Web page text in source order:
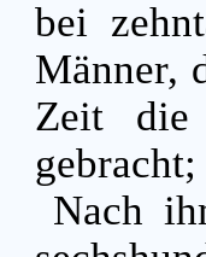
bei
Männer,
Zeit die
Nach